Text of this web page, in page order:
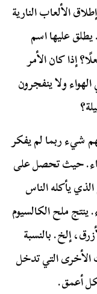
الألعاب النارية
عليها اسم
إذا كان الأمر
ولا ينفجرون
شيء ربما لم يفكر
حيث تحصل على
يأكله الناس
ينتج ملح الكالسيوم
إلخ. بالنسبة
الأخرى التي تدخل
أعمق.